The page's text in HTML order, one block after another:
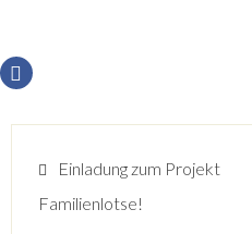
Einladung zum Projekt
Familienlotse!